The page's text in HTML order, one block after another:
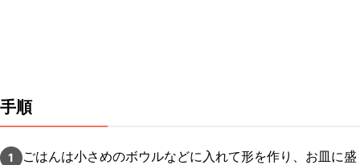
手順
1
ごはんは小さめのボウルなどに入れて形を作り、お皿に盛